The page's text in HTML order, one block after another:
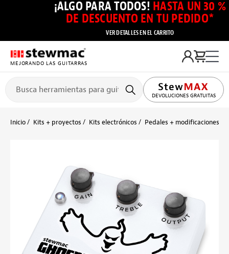
¡ALGO PARA TODOS! HASTA UN 30 %
DE DESCUENTO EN TU PEDIDO*
VER DETALLES EN EL CARRITO
MEJORANDO LAS GUITARRAS
DEVOLUCIONES GRATUITAS
Inicio Kits + proyectos Kits electrónicos Pedales + modificaciones